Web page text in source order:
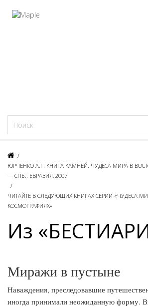
/
ЮРЧЕНКО А.Г. КНИГА КАМНЕЙ. ЧУДЕСА МИРА В
— СПБ.: ЕВРАЗИЯ, 2007
/
ЧИТАЙТЕ В СЛЕДУЮЩИХ КНИГАХ СЕРИИ «ЧУДЕСА
КОСМОГРАФИЯХ»
Из
Миражи в пустыне
Наваждения, преследовавшие
иногда принимали неожиданную форму.